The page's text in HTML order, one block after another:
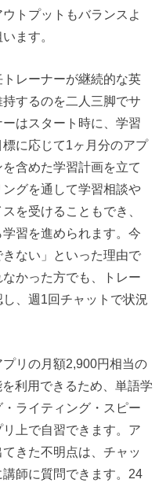
トプットもバランスよ
ます。
レーナーが継続的な英
するのを二人三脚でサ
はスタート時に、学習
に応じて1ヶ月分のアプ
含めた学習計画を立て
グを通して学習相談や
を受けることもでき、
習を進められます。今
ない」といった理由で
かった方でも、トレー
、週1回チャットで状況
リの月額2,900円相当の
利用できるため、単語学
ライティング・スピー
上で自習できます。ア
きた不明点は、チャッ
師に質問できます。24